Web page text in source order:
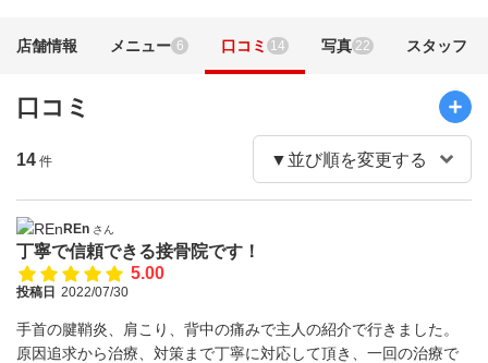
店舗情報 メニュー 6 口コミ 14 写真 22 スタッフ
口コミ
14 件
REn さん
丁寧で信頼できる接骨院です！
5.00
投稿日 2022/07/30
手首の腱鞘炎、肩こり、背中の痛みで主人の紹介で行きました。
原因追求から治療、対策まで丁寧に対応して頂き、一回の治療で